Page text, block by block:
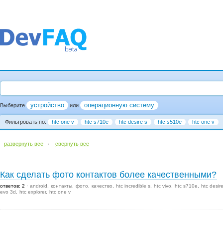
Выберите устройство или операционную систему
Фильтровать по: htc one v htc s710e htc desire s htc s510e htc one v
развернуть все · cвернуть все
Как сделать фото контактов более качественными?
ответов: 2 android контакты фото качество htc incredible s htc vivo htc s710e
htc
evo 3d
htc explorer htc one v